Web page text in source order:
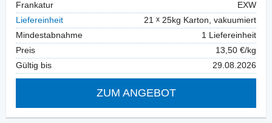
Frankatur
EXW
Liefereinheit
21
25kg Karton, vakuumiert
Mindestabnahme
1 Liefereinheit
Preis
13,50 €/kg
Gültig bis
29.08.2026
ZUM ANGEBOT